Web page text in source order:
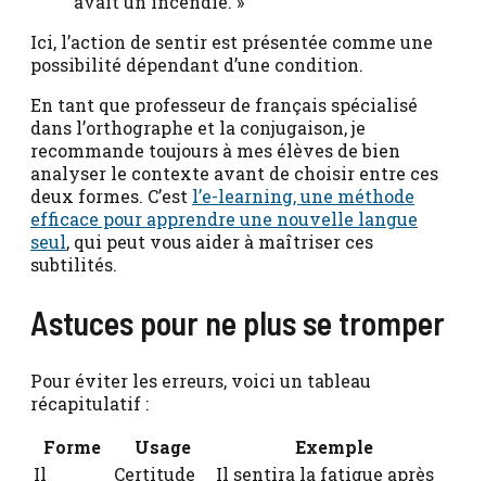
Ici, l’action de sentir est présentée comme une
possibilité dépendant d’une condition.
En tant que professeur de français spécialisé
dans l’orthographe et la conjugaison, je
recommande toujours à mes élèves de bien
analyser le contexte avant de choisir entre ces
deux formes. C’est l’e-learning, une méthode
efficace pour apprendre une nouvelle langue
seul, qui peut vous aider à maîtriser ces
subtilités.
Astuces pour ne plus se tromper
Pour éviter les erreurs, voici un tableau
récapitulatif :
Forme
Usage
Exemple
Il
Certitude
Il sentira la fatigue après